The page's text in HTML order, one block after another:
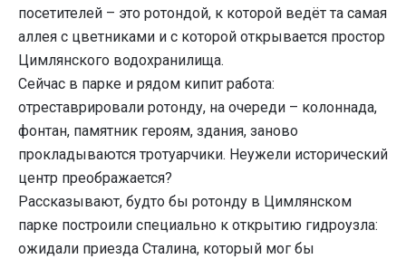
посетителей – это ротондой, к которой ведёт та самая
аллея с цветниками и с которой открывается простор
Цимлянского водохранилища.
Сейчас в парке и рядом кипит работа:
отреставрировали ротонду, на очереди – колоннада,
фонтан, памятник героям, здания, заново
прокладываются тротуарчики. Неужели исторический
центр преображается?
Рассказывают, будто бы ротонду в Цимлянском
парке построили специально к открытию гидроузла:
ожидали приезда Сталина, который мог бы